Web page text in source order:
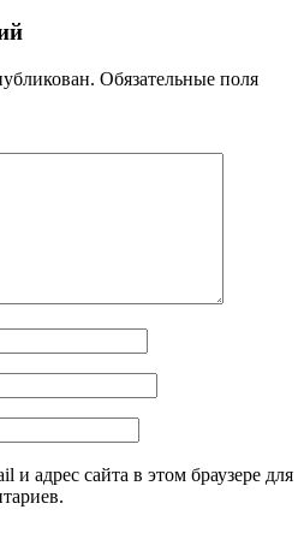
Обязательные поля
и адрес сайта в этом браузере для